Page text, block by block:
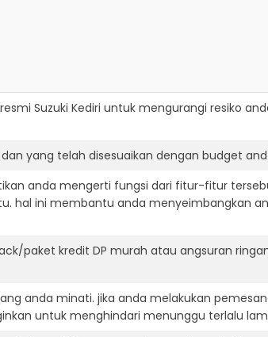
Suzuki Kediri untuk mengurangi resiko
yang telah disesuaikan dengan budget
anda mengerti fungsi dari fitur-fitur
hal ini membantu anda menyeimbangkan
paket kredit DP murah atau angsuran
anda minati. jika anda melakukan
untuk menghindari menunggu terlalu